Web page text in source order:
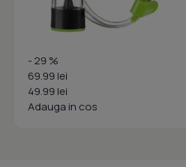
- 29 %
69.99 lei
49.99 lei
Adauga in cos